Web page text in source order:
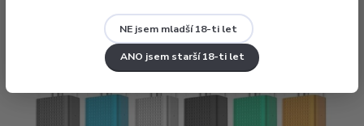
NE jsem mladší 18-ti let
ANO jsem starší 18-ti let